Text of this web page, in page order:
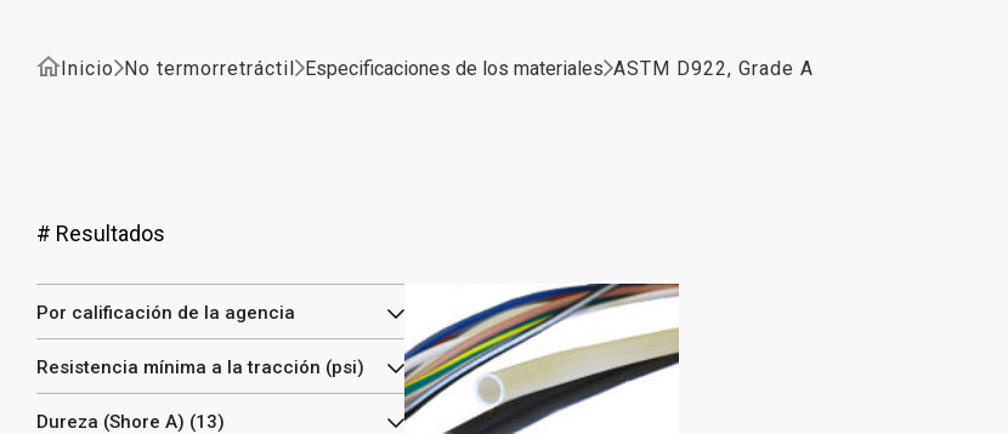
Inicio No termorretráctil Especificaciones de los materiales ASTM D922, Grade A
# Resultados
Por calificación de la agencia
Resistencia mínima a la tracción (psi)
Dureza (Shore A) (13)